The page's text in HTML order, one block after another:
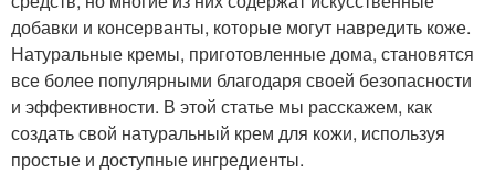
добавки и консерванты, которые могут навредить коже.
Натуральные кремы, приготовленные дома, становятся
все более популярными благодаря своей безопасности
и эффективности. В этой статье мы расскажем, как
создать свой натуральный крем для кожи, используя
простые и доступные ингредиенты.